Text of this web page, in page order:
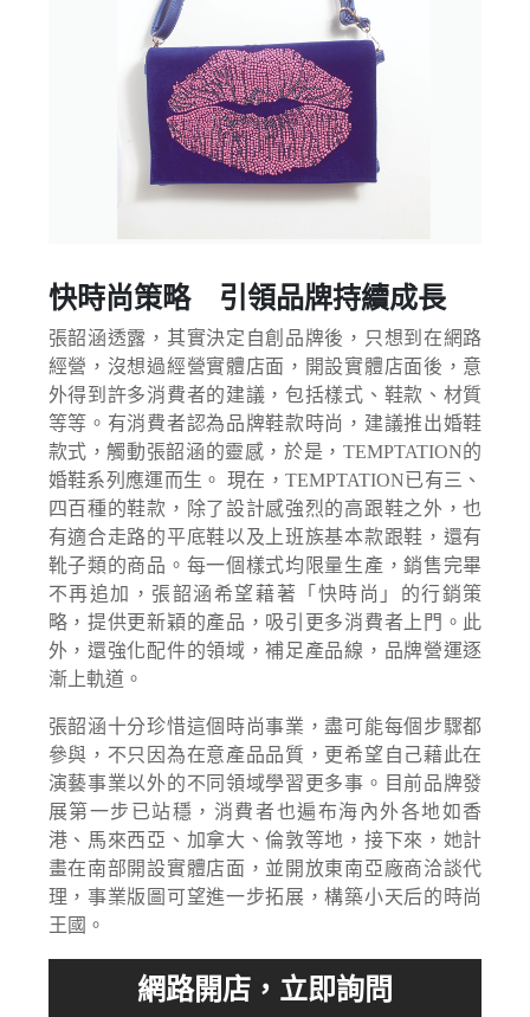
快時尚策略 引領品牌持續成長
張韶涵透露，其實決定自創品牌後，只想到在網路
經營，沒想過經營實體店面，開設實體店面後，意
外得到許多消費者的建議，包括樣式、鞋款、材質
等等。有消費者認為品牌鞋款時尚，建議推出婚鞋
款式，觸動張韶涵的靈感，於是，TEMPTATION的
婚鞋系列應運而生。 現在，TEMPTATION已有三、
四百種的鞋款，除了設計感強烈的高跟鞋之外，也
有適合走路的平底鞋以及上班族基本款跟鞋，還有
靴子類的商品。每一個樣式均限量生產，銷售完畢
不再追加，張韶涵希望藉著「快時尚」的行銷策
略，提供更新穎的產品，吸引更多消費者上門。此
外，還強化配件的領域，補足產品線，品牌營運逐
漸上軌道。
張韶涵十分珍惜這個時尚事業，盡可能每個步驟都
參與，不只因為在意產品品質，更希望自己藉此在
演藝事業以外的不同領域學習更多事。目前品牌發
展第一步已站穩，消費者也遍布海內外各地如香
港、馬來西亞、加拿大、倫敦等地，接下來，她計
畫在南部開設實體店面，並開放東南亞廠商洽談代
理，事業版圖可望進一步拓展，構築小天后的時尚
王國。